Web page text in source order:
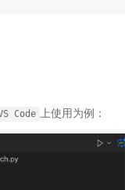
Code 上使用为例：